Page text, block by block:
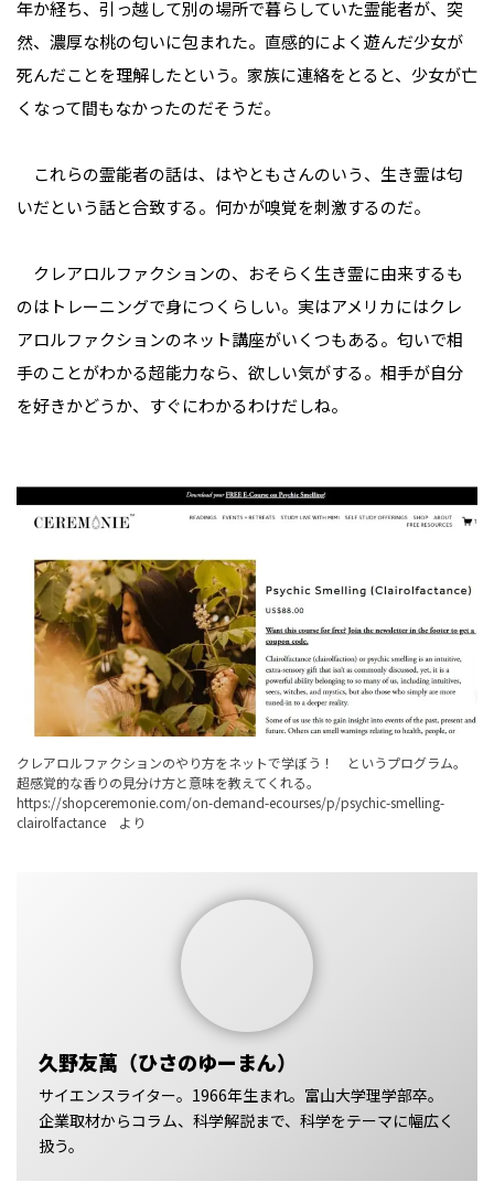
年か経ち、引っ越して別の場所で暮らしていた霊能者が、突
然、濃厚な桃の匂いに包まれた。直感的によく遊んだ少女が
死んだことを理解したという。家族に連絡をとると、少女が亡
くなって間もなかったのだそうだ。
これらの霊能者の話は、はやともさんのいう、生き霊は匂
いだという話と合致する。何かが嗅覚を刺激するのだ。
クレアロルファクションの、おそらく生き霊に由来するも
のはトレーニングで身につくらしい。実はアメリカにはクレ
アロルファクションのネット講座がいくつもある。匂いで相
手のことがわかる超能力なら、欲しい気がする。相手が自分
を好きかどうか、すぐにわかるわけだしね。
クレアロルファクションのやり方をネットで学ぼう！ というプログラム。
超感覚的な香りの見分け方と意味を教えてくれる。
https://shopceremonie.com/on-demand-ecourses/p/psychic-smelling-
clairolfactance より
久野友萬（ひさのゆーまん）
サイエンスライター。1966年生まれ。富山大学理学部卒。
企業取材からコラム、科学解説まで、科学をテーマに幅広く
扱う。